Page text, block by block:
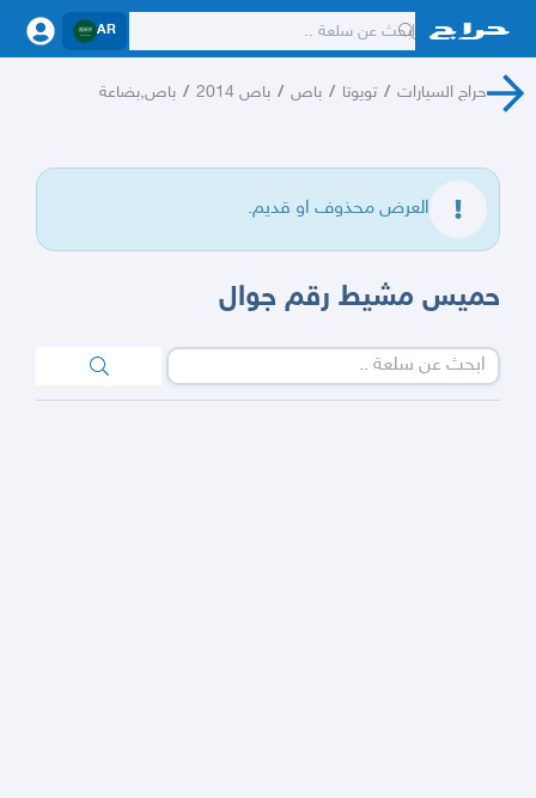
AR
حراج السيارات / تويوتا / باص / باص 2014 / باص,بضاعة
العرض محذوف او قديم.
حميس مشيط رقم جوال